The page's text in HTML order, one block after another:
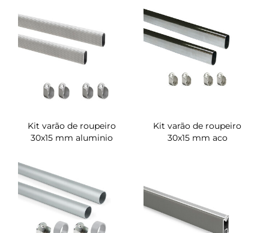
Kit varão de roupeiro
30x15 mm aluminio
Kit varão de roupeiro
30x15 mm aco